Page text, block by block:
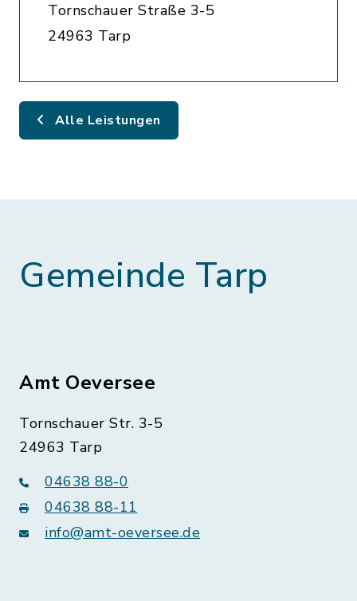
Tornschauer Straße 3-5
24963 Tarp
Alle Leistungen
Gemeinde Tarp
Amt Oeversee
Tornschauer Str. 3-5
24963 Tarp
04638 88-0
04638 88-11
info@amt-oeversee.de